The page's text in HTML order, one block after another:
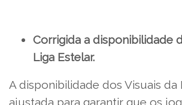
Corrigida a disponibilidade
Liga Estelar.
A disponibilidade dos Visuais da
ajustada para garantir que os